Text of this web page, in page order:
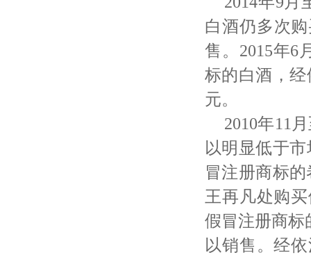
白酒仍多次
售。2015年6
标的白酒，经
元。
2010年11
以明显低于
冒注册商标
王再凡处购
假冒注册商标
以销售。经